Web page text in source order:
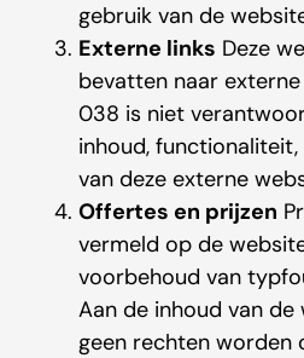
gebruik van de
Externe links Deze
bevatten naar
038 is niet
inhoud,
van deze externe
Offertes en prijzen
vermeld op de
voorbehoud van
Aan de inhoud van de
geen rechten worden